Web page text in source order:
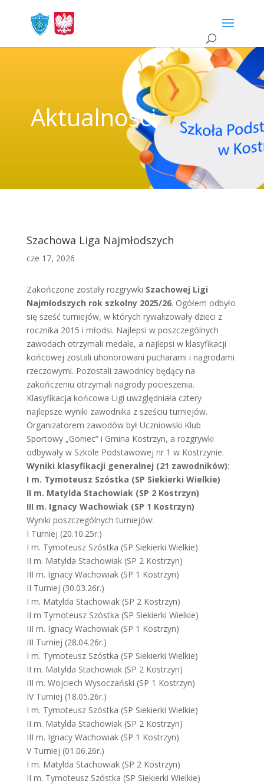
Aktualności
Szachowa Liga Najmłodszych
cze 17, 2026
Zakończone zostały rozgrywki Szachowej Ligi
Najmłodszych rok szkolny 2025/26. Ogółem odbyło
się sześć turniejów, w których rywalizowały dzieci z
rocznika 2015 i młodsi. Najlepsi w poszczególnych
zawodach otrzymali medale, a najlepsi w klasyfikacji
końcowej zostali uhonorowani pucharami i nagrodami
rzeczowymi. Pozostali zawodnicy będący na
zakończeniu otrzymali nagrody pocieszenia.
Klasyfikacja końcowa Ligi uwzględniała cztery
najlepsze wyniki zawodnika z sześciu turniejów.
Organizatorem zawodów był Uczniowski Klub
Sportowy „Goniec” i Gmina Kostrzyn, a rozgrywki
odbywały w Szkole Podstawowej nr 1 w Kostrzynie.
Wyniki klasyfikacji generalnej (21 zawodników):
I m. Tymoteusz Szóstka (SP Siekierki Wielkie)
II m. Matylda Stachowiak (SP 2 Kostrzyn)
III m. Ignacy Wachowiak (SP 1 Kostrzyn)
Wyniki poszczególnych turniejów:
I Turniej (20.10.25r.)
I m. Tymoteusz Szóstka (SP Siekierki Wielkie)
II m. Matylda Stachowiak (SP 2 Kostrzyn)
III m. Ignacy Wachowiak (SP 1 Kostrzyn)
II Turniej (30.03.26r.)
I m. Matylda Stachowiak (SP 2 Kostrzyn)
II m Tymoteusz Szóstka (SP Siekierki Wielkie)
III m. Ignacy Wachowiak (SP 1 Kostrzyn)
III Turniej (28.04.26r.)
I m. Tymoteusz Szóstka (SP Siekierki Wielkie)
II m. Matylda Stachowiak (SP 2 Kostrzyn)
III m. Wojciech Wysoczański (SP 1 Kostrzyn)
IV Turniej (18.05.26r.)
I m. Tymoteusz Szóstka (SP Siekierki Wielkie)
II m. Matylda Stachowiak (SP 2 Kostrzyn)
III m. Ignacy Wachowiak (SP 1 Kostrzyn)
V Turniej (01.06.26r.)
I m. Matylda Stachowiak (SP 2 Kostrzyn)
II m. Tymoteusz Szóstka (SP Siekierki Wielkie)